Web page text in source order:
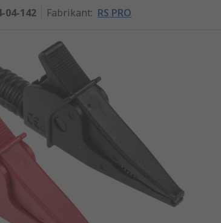
04-142 Fabrikant: RS PRO